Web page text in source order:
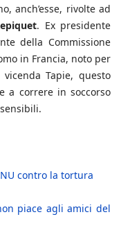
anch’esse, rivolte ad
. Ex presidente
della Commissione
in Francia, noto per
Tapie, questo
a correre in soccorso
contro la tortura
piace agli amici del